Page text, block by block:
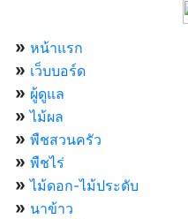
» หน้าแรก
» เว็บบอร์ด
» ผู้ดูแล
» ไม้ผล
» พืชสวนครัว
» พืชไร่
» ไม้ดอก-ไม้ประดับ
» นาข้าว